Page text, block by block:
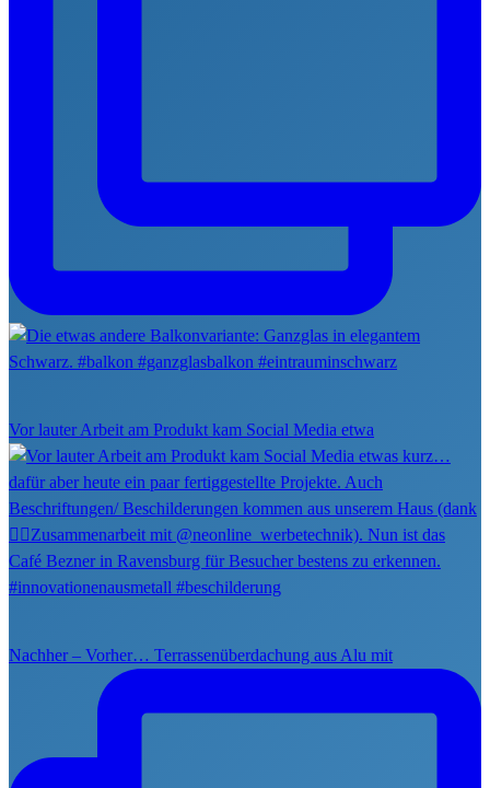
Vor lauter Arbeit am Produkt kam Social Media etwa
Nachher – Vorher… Terrassenüberdachung aus Alu mit